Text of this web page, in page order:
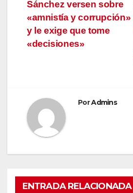
entradas
Sánchez versen sobre
«amnistía y corrupción»
y le exige que tome
«decisiones»
PorAdmins
ENTRADA RELACIONADA